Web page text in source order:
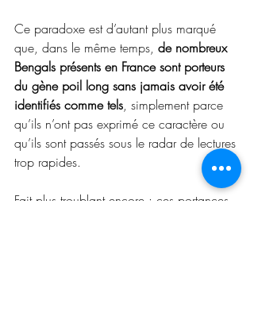
Ce paradoxe est d’autant plus marqué
que, dans le même temps, de nombreux
Bengals présents en France sont porteurs
du gène poil long sans jamais avoir été
identifiés comme tels, simplement parce
qu’ils n’ont pas exprimé ce caractère ou
qu’ils sont passés sous le radar de lectures
trop rapides.
Fait plus troublant encore : ces portances